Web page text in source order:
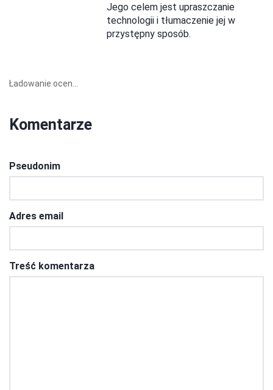
Jego celem jest upraszczanie
technologii i tłumaczenie jej w
przystępny sposób.
Ładowanie ocen...
Komentarze
Pseudonim
Adres email
Treść komentarza